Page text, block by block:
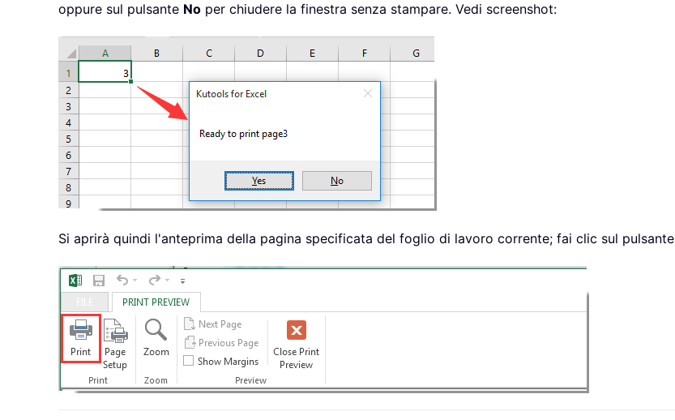
oppure sul pulsante No per chiudere la finestra senza stampare. Vedi screenshot:
Si aprirà quindi l'anteprima della pagina specificata del foglio di lavoro corrente; fai clic sul pulsante